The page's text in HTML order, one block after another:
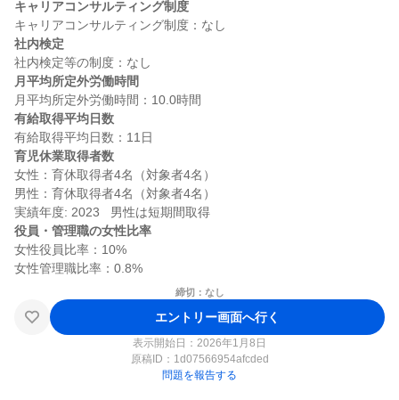
キャリアコンサルティング制度
社内検定
月平均所定外労働時間
有給取得平均日数
育児休業取得者数
女性：育休取得者4名（対象者4名）
男性：育休取得者4名（対象者4名）
役員・管理職の女性比率
女性役員比率：10%
締切：なし
エントリー画面へ行く
表示開始日：2026年1月8日
原稿ID： 1d07566954afcded
問題を報告する